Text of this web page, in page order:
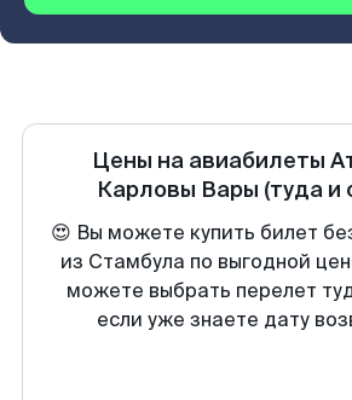
Цены на авиабилеты
Карловы Вары (туда и
😍 Вы можете купить билет
из Стамбула по выгодной
можете выбрать перелет
если уже знаете дату